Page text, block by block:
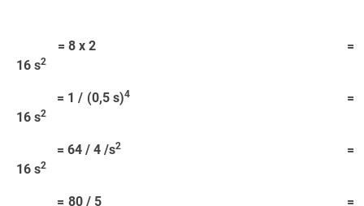
= 8 x 2 =
16 s2
= 1 / (0,5 s)4=
16 s2
= 64 / 4 /s2
=
16 s2
= 80 / 5 =